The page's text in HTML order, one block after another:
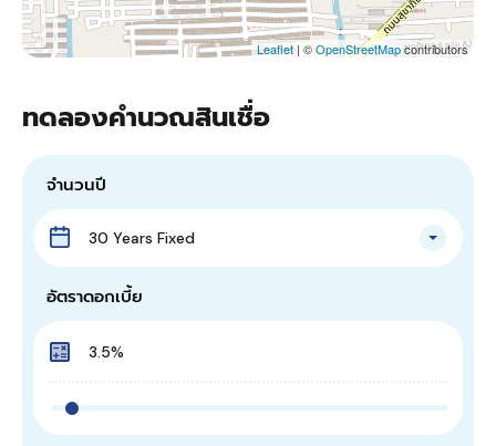
Leaflet| ©OpenStreetMapcontributors
ทดลองคำนวณสินเชื่อ
จำนวนปี
30 Years Fixed
อัตราดอกเบี้ย